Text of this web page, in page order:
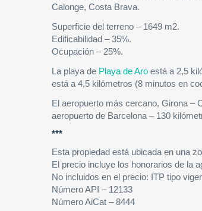
Calonge, Costa Brava.
Superficie del terreno – 1649 m2.
Edificabilidad – 35%.
Ocupación – 25%.
La playa de Playa de Aro está a 2,5
está a 4,5 kilómetros (8 minutos en
El aeropuerto más cercano, Girona –
aeropuerto de Barcelona – 130
***
Esta propiedad está ubicada en una
El precio incluye los honorarios de la
No incluidos en el precio: ITP tipo
Número API – 12133
Número AiCat – 8444